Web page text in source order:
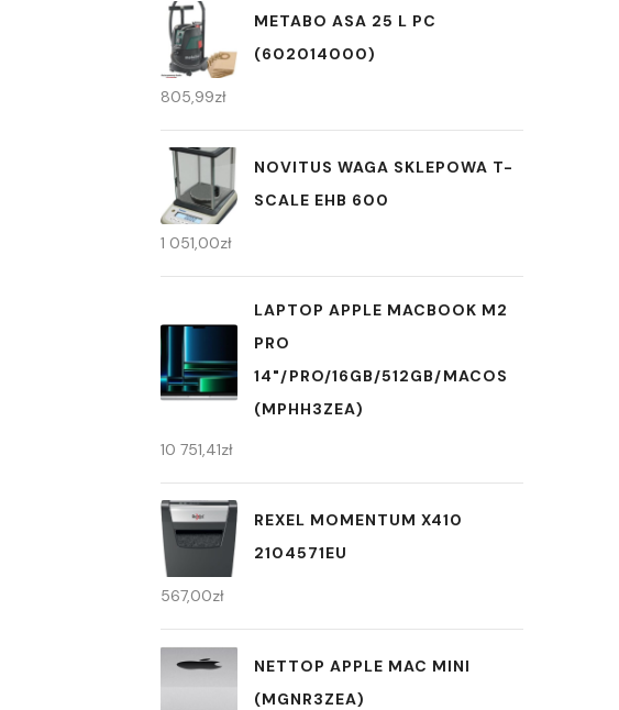
METABO ASA 25 L PC
(602014000)
805,99zł
NOVITUS WAGA SKLEPOWA T-
SCALE EHB 600
1 051,00zł
LAPTOP APPLE MACBOOK M2
PRO
14"/PRO/16GB/512GB/MACOS
(MPHH3ZEA)
10 751,41zł
REXEL MOMENTUM X410
2104571EU
567,00zł
NETTOP APPLE MAC MINI
(MGNR3ZEA)